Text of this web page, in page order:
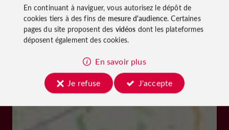
En continuant à naviguer, vous autorisez le dépôt de
cookies tiers à des fins de mesure d'audience. Certaines
pages du site proposent des vidéos dont les plateformes
déposent également des cookies.
En savoir plus
Je refuse
J'accepte